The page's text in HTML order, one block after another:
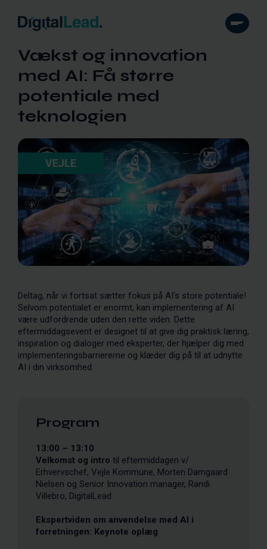
Vækst og innovation
med AI: Få større
potentiale med
teknologien
Deltag, når vi fortsat sætter fokus på AI’s store potentiale!
Selvom potentialet er enormt, kan implementering af AI
være udfordrende uden den rette viden. Dette
eftermiddagsevent er designet til at give dig praktisk læring,
inspiration og dialoger med eksperter, der hjælper dig med
implementeringsbarriererne og klæder dig på til at udnytte
AI i din virksomhed.
Program
13:00 – 13:10
Velkomst og intro til eftermiddagen v/
Erhvervschef, Vejle Kommune, Morten Damgaard
Nielsen og Senior Innovation manager, Randi
Villebro, DigitalLead
Ekspertviden om anvendelse med AI i
forretningen: Keynote oplæg